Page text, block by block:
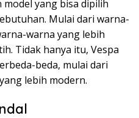
model yang bisa dipilih
Mulai dari warna-
warna yang lebih
Tidak hanya itu, Vespa
beda, mulai dari
lebih modern.